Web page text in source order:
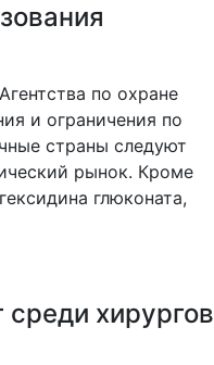
по охране
и ограничения по
страны следуют
рынок. Кроме
глюконата,
хирургов